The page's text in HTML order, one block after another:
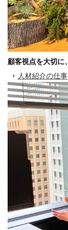
顧客視点を大切に
人材紹介の仕事